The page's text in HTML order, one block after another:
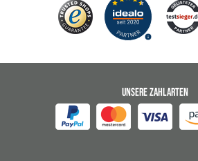
UNSERE ZAHLARTEN